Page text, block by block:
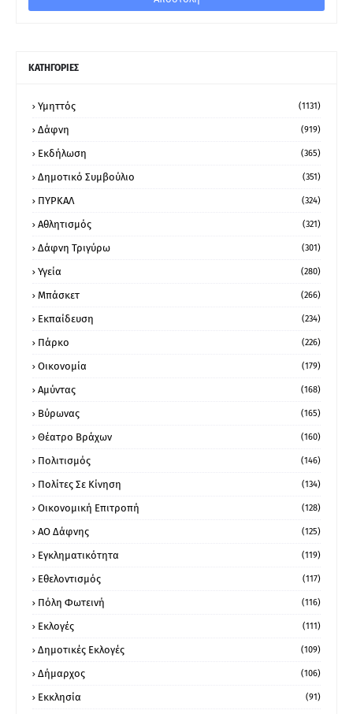
ΚΑΤΗΓΟΡΙΕΣ
Υμηττός (1131)
Δάφνη (919)
Εκδήλωση (365)
Δημοτικό Συμβούλιο (351)
ΠΥΡΚΑΛ (324)
Αθλητισμός (321)
Δάφνη Τριγύρω (301)
Υγεία (280)
Μπάσκετ (266)
Εκπαίδευση (234)
Πάρκο (226)
Οικονομία (179)
Αμύντας (168)
Βύρωνας (165)
Θέατρο Βράχων (160)
Πολιτισμός (146)
Πολίτες Σε Κίνηση (134)
Οικονομική Επιτροπή (128)
ΑΟ Δάφνης (125)
Εγκληματικότητα (119)
Εθελοντισμός (117)
Πόλη Φωτεινή (116)
Εκλογές (111)
Δημοτικές Εκλογές (109)
Δήμαρχος (106)
Εκκλησία (91)